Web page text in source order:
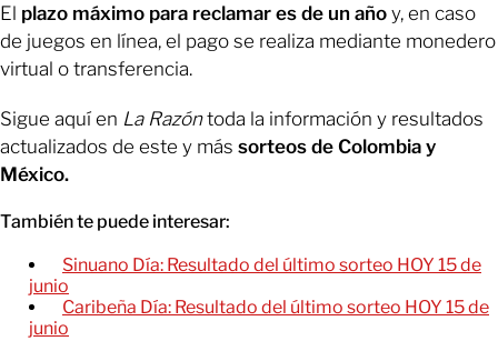
El plazo máximo para reclamar es de un año y, en caso
de juegos en línea, el pago se realiza mediante monedero
virtual o transferencia.
Sigue aquí en La Razóntoda la información y resultados
actualizados de este y más sorteos de Colombia y
México.
También te puede interesar:
Sinuano Día: Resultado del último sorteo HOY 15 de
junio
Caribeña Día: Resultado del último sorteo HOY 15 de
junio